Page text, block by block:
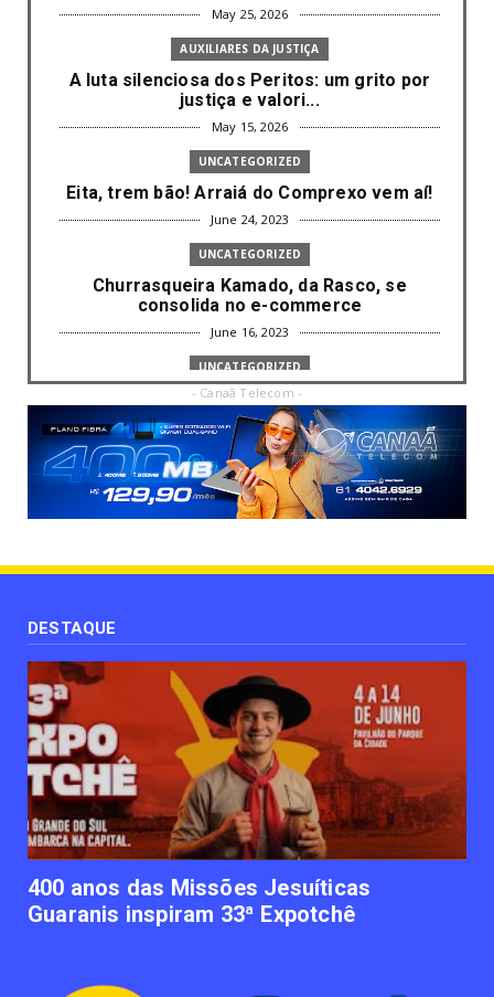
May 25, 2026
AUXILIARES DA JUSTIÇA
A luta silenciosa dos Peritos: um grito por
justiça e valori...
May 15, 2026
UNCATEGORIZED
Eita, trem bão! Arraiá do Comprexo vem aí!
June 24, 2023
UNCATEGORIZED
Churrasqueira Kamado, da Rasco, se
consolida no e-commerce
June 16, 2023
UNCATEGORIZED
Com mais da metade dos cargos de
liderança ocupados por mulh...
June 16, 2023
UNCATEGORIZED
Paisagismo valoriza imóvel e atrai clientes
UNCATEGORIZED
June 12, 2023
UNCATEGORIZED
Empresas apostam em iniciativas de
felicidade corporativa pa...
June 09, 2023
UNCATEGORIZED
Lawtech gaúcha ajuda advogados a
organizarem sua vida financ...
- Canaã Telecom -
DESTAQUE
400 anos das Missões Jesuíticas
Guaranis inspiram 33ª Expotchê